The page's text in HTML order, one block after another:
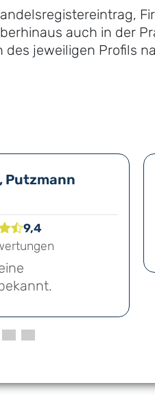
auch in der
jeweiligen Profils
Putzmann
9,4